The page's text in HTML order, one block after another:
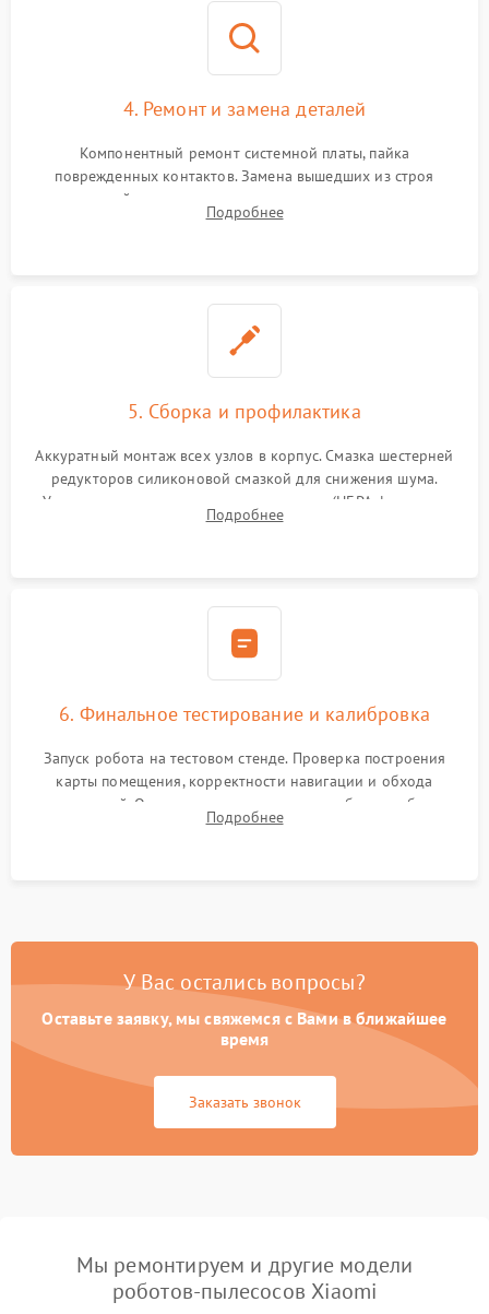
4. Ремонт и замена деталей
Компонентный ремонт системной платы, пайка
поврежденных контактов. Замена вышедших из строя
двигателей, изношенного аккумулятора, неисправного
лидара или помпы подачи воды. Восстановление шлейфов и
Подробнее
5. Сборка и профилактика
Аккуратный монтаж всех узлов в корпус. Смазка шестерней
редукторов силиконовой смазкой для снижения шума.
Установка новых расходных материалов (HEPA-фильтров,
микрофибры, щеток). Надежная фиксация разъемов и
Подробнее
6. Финальное тестирование и калибровка
Запуск робота на тестовом стенде. Проверка построения
карты помещения, корректности навигации и обхода
препятствий. Оценка силы всасывания и работы турбины.
Тестирование автоматического возврата на док-станцию и
Подробнее
У Вас остались вопросы?
Оставьте заявку, мы свяжемся с Вами в ближайшее
время
Заказать звонок
Мы ремонтируем и другие модели
роботов-пылесосов Xiaomi